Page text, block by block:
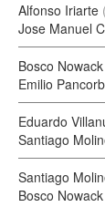
Alfonso Iriarte
Jose Manuel
Bosco Nowack
Emilio
Eduardo
Santiago
Santiago
Bosco Nowack